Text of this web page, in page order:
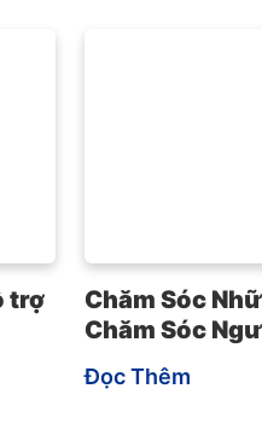
trợ
Chăm Sóc
Chăm Sóc
Đọc Thêm